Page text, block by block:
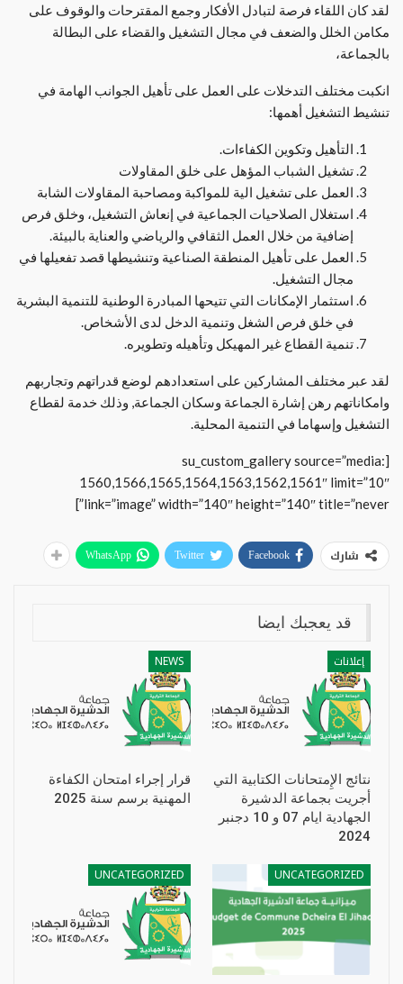
لقد كان اللقاء فرصة لتبادل الأفكار وجمع المقترحات والوقوف على
مكامن الخلل والضعف في مجال التشغيل والقضاء على البطالة
بالجماعة،
انكبت مختلف التدخلات على العمل على تأهيل الجوانب الهامة في
تنشيط التشغيل أهمها:
التأهيل وتكوين الكفاءات.
تشغيل الشباب المؤهل على خلق المقاولات
العمل على تشغيل الية للمواكبة ومصاحبة المقاولات الشابة
استغلال الصلاحيات الجماعية في إنعاش التشغيل، وخلق فرص
إضافية من خلال العمل الثقافي والرياضي والعناية بالبيئة.
العمل على تأهيل المنطقة الصناعية وتنشيطها قصد تفعيلها في
مجال التشغيل.
استثمار الإمكانات التي تتيحها المبادرة الوطنية للتنمية البشرية
في خلق فرص الشغل وتنمية الدخل لدى الأشخاص.
تنمية القطاع غير المهيكل وتأهيله وتطويره.
لقد عبر مختلف المشاركين على استعدادهم لوضع قدراتهم وتجاربهم
وامكاناتهم رهن إشارة الجماعة وسكان الجماعة, وذلك خدمة لقطاع
التشغيل وإسهاما في التنمية المحلية.
[su_custom_gallery source=”media:
1560,1566,1565,1564,1563,1562,1561″ limit=”10″
link=”image” width=”140″ height=”140″ title=”never”]
شارك Facebook
Twitter
WhatsApp
قد يعجبك ايضا
إعلانات
نتائج الإِمتحانات الكتابية التي
أجريت بجماعة الدشيرة
الجهادية ايام 07 و 10 دجنبر
2024
NEWS
قرار إجراء امتحان الكفاءة
المهنية برسم سنة 2025
UNCATEGORIZED
UNCATEGORIZED